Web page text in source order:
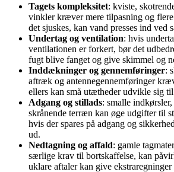
Tagets kompleksitet: kviste,
vinkler kræver mere tilpasning og
det sjuskes, kan vand presses ind ved
Undertag og ventilation: hvis
ventilationen er forkert, bør det
fugt blive fanget og give skimmel og
Inddækninger og gennemføringer:
aftræk og antennegennemføringer
ellers kan små utætheder udvikle sig
Adgang og stillads: smalle
skrånende terræn kan øge udgifter til
hvis der spares på adgang og
ud.
Nedtagning og affald: gamle
særlige krav til bortskaffelse, kan
uklare aftaler kan give